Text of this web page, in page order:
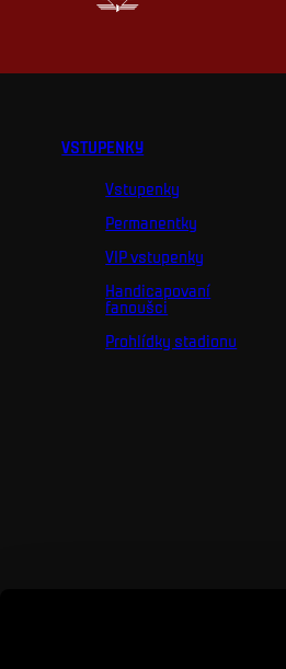
VSTUPENKY
Vstupenky
Permanentky
VIP vstupenky
Handicapovaní
fanoušci
Prohlídky stadionu